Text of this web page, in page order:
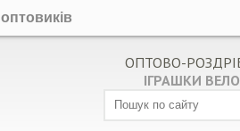
ОПТОВО-
ІГРАШКИ